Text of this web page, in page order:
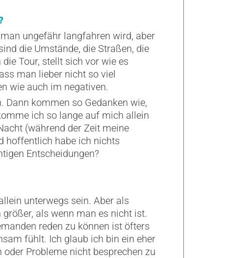
ungefähr langfahren wird, aber
die Umstände, die Straßen, die
Tour, stellt sich vor wie es
man lieber nicht so viel
wie auch im negativen.
kommen so Gedanken wie,
ich so lange auf mich allein
(während der Zeit meine
hoffentlich habe ich nichts
Entscheidungen?
unterwegs sein. Aber als
als wenn man es nicht ist.
reden zu können ist öfters
fühlt. Ich glaub ich bin ein eher
Probleme nicht besprechen zu